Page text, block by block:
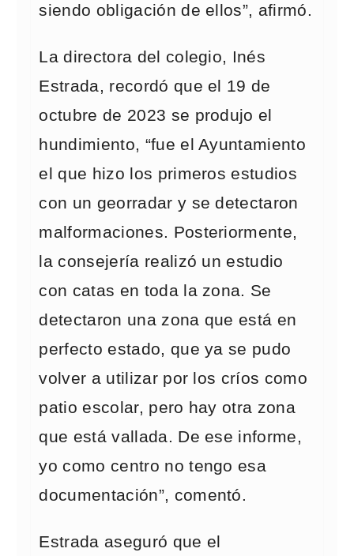
siendo obligación de ellos”, afirmó.
La directora del colegio, Inés
Estrada, recordó que el 19 de
octubre de 2023 se produjo el
hundimiento, “fue el Ayuntamiento
el que hizo los primeros estudios
con un georradar y se detectaron
malformaciones. Posteriormente,
la consejería realizó un estudio
con catas en toda la zona. Se
detectaron una zona que está en
perfecto estado, que ya se pudo
volver a utilizar por los críos como
patio escolar, pero hay otra zona
que está vallada. De ese informe,
yo como centro no tengo esa
documentación”, comentó.
Estrada aseguró que el